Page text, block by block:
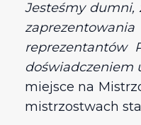
Jesteśmy dumni,
reprezentantów
doświadczeniem
miejsce na
mistrzostwach